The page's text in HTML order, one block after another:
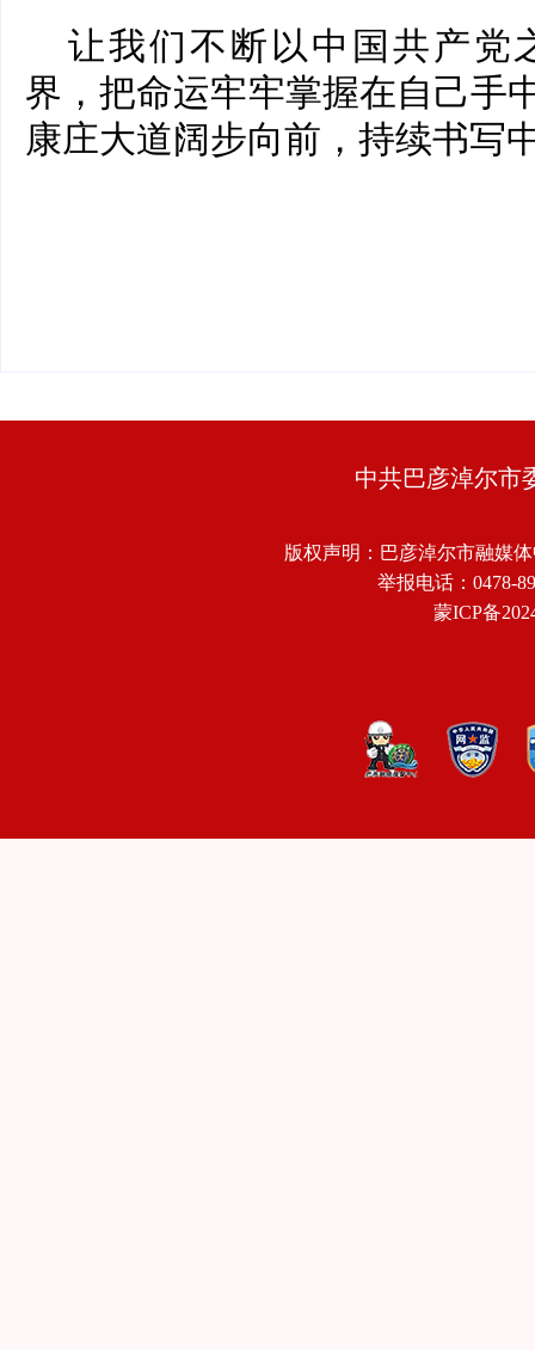
让我们不断以中国共产党
界，把命运牢牢掌握在自己手
康庄大道阔步向前，持续书写
中共巴彦淖尔市
版权声明：巴彦淖尔市融媒
举报电话：0478-
蒙ICP备